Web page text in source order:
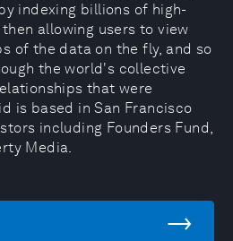
indexing billions of high-
allowing users to view
of the data on the fly, and so
the world's collective
that were
is based in San Francisco
including Founders Fund,
Media.